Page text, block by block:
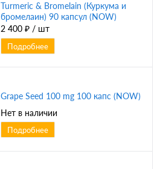
Turmeric & Bromelain (Куркума и
бромелаин) 90 капсул (NOW)
2 400 ₽ / шт
Подробнее
Grape Seed 100 mg 100 капс (NOW)
Нет в наличии
Подробнее